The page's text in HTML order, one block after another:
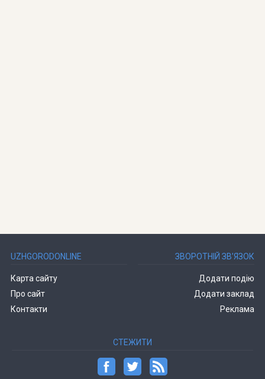
UZHGORODONLINE
Карта сайту
Про сайт
Контакти
ЗВОРОТНІЙ ЗВ’ЯЗОК
Додати подію
Додати заклад
Реклама
СТЕЖИТИ